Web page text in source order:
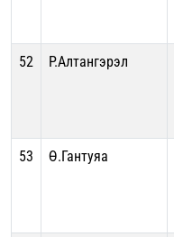
52 Р.Алтангэрэл
53 Ө.Гантуяа